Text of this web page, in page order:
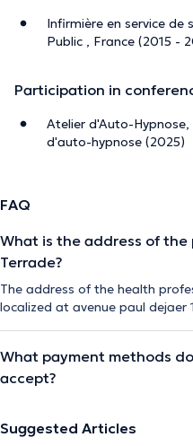
Infirmière en service
Public , France (2015 -
Participation in
Atelier d'Auto-
d'auto-hypnose (2025)
FAQ
What is the address of
Terrade?
The address of the health
localized at avenue paul dejaer
What payment methods
accept?
Suggested Articles